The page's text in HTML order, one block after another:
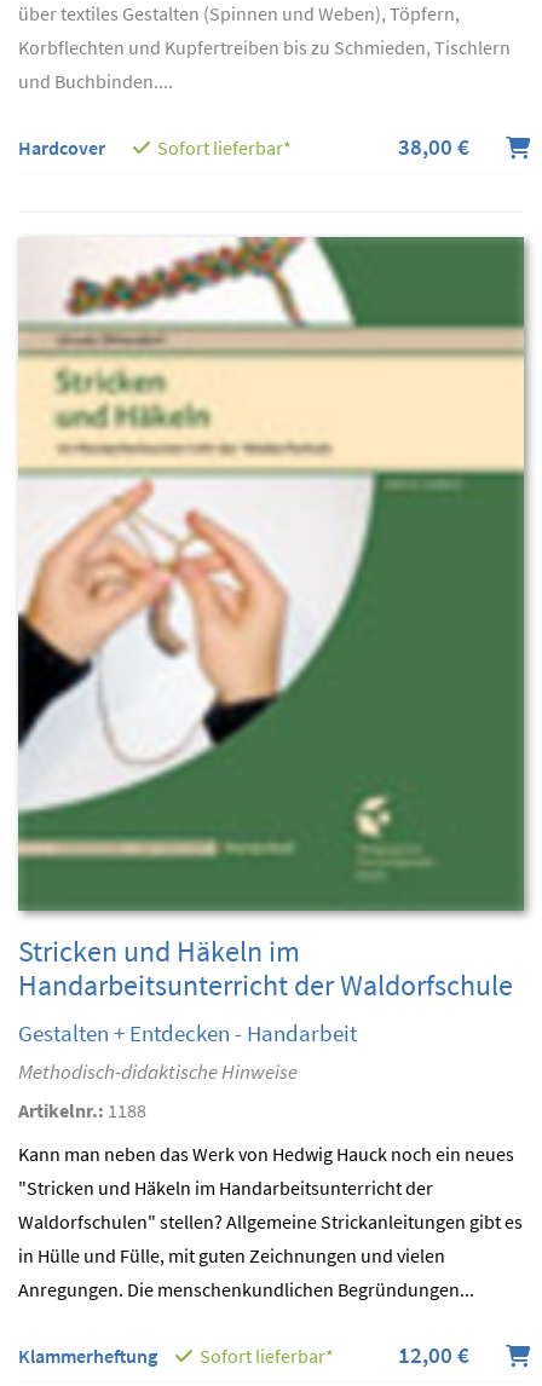
über textiles Gestalten (Spinnen und Weben), Töpfern,
Korbflechten und Kupfertreiben bis zu Schmieden, Tischlern
und Buchbinden....
Hardcover Sofort lieferbar* 38,00 €
Stricken und Häkeln im
Handarbeitsunterricht der Waldorfschule
Gestalten + Entdecken - Handarbeit
Methodisch-didaktische Hinweise
Artikelnr.: 1188
Kann man neben das Werk von Hedwig Hauck noch ein neues
"Stricken und Häkeln im Handarbeitsunterricht der
Waldorfschulen" stellen? Allgemeine Strickanleitungen gibt es
in Hülle und Fülle, mit guten Zeichnungen und vielen
Anregungen. Die menschenkundlichen Begründungen...
Klammerheftung Sofort lieferbar* 12,00 €